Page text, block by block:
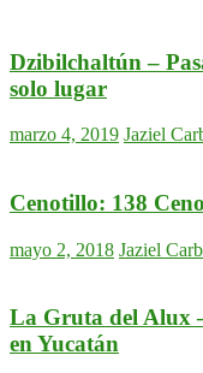
Dzibilchaltún –
solo lugar
marzo 4, 2019 Jaziel
Cenotillo: 138
mayo 2, 2018 Jaziel
La Gruta del Alux
en Yucatán